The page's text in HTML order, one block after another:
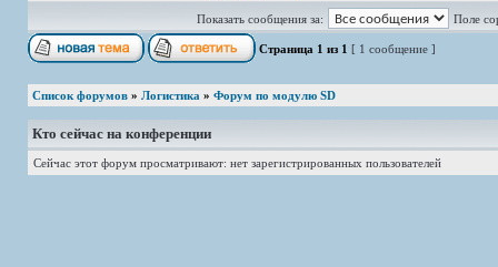
Показать сообщения за: Поле
Страница 1 из 1 [ 1 сообщение ]
Список форумов » Логистика » Форум по модулю SD
Кто сейчас на конференции
Сейчас этот форум просматривают: нет зарегистрированных пользователей